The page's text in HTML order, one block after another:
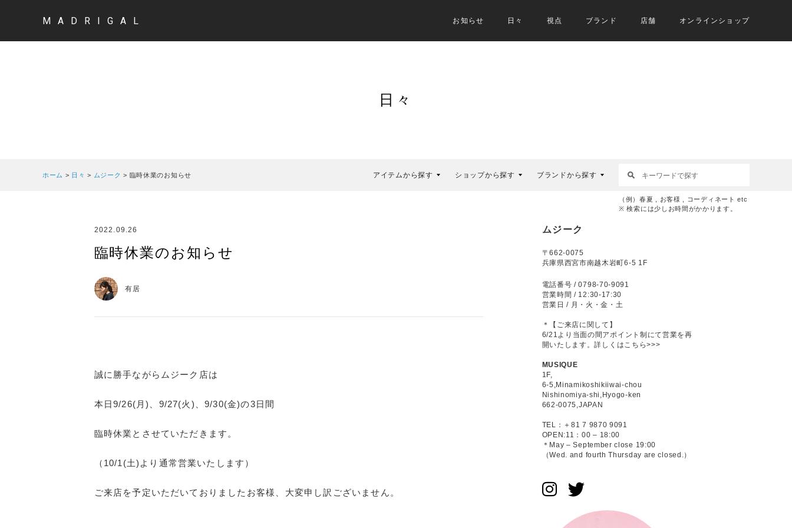
MADRIGAL お知らせ 日々 視点 ブランド 店舗 オンラインショップ
日々
ホーム > 日々 > ムジーク > 臨時休業のお知らせ アイテムから探す ショップから探す ブランドから探す
（例）春夏 , お客様 , コーディネート etc
※ 検索には少しお時間がかかります。
2022.09.26
臨時休業のお知らせ
有居
誠に勝手ながらムジーク店は
本日9/26(月)、9/27(火)、9/30(金)の3日間
臨時休業とさせていただきます。
（10/1(土)より通常営業いたします）
ご来店を予定いただいておりましたお客様、大変申し訳ございません。
ムジーク
〒662-0075
兵庫県西宮市南越木岩町6-5 1F
電話番号 / 0798-70-9091
営業時間 / 12:30-17:30
営業日 / 月・火・金・土
＊【ご来店に関して】
6/21より当面の間アポイント制にて営業を再
開いたします。詳しくはこちら>>>
MUSIQUE
1F,
6-5,Minamikoshikiiwai-chou
Nishinomiya-shi,Hyogo-ken
662-0075,JAPAN
TEL：＋81 7 9870 9091
OPEN:11：00 – 18:00
＊May – September close 19:00
（Wed. and fourth Thursday are closed.）